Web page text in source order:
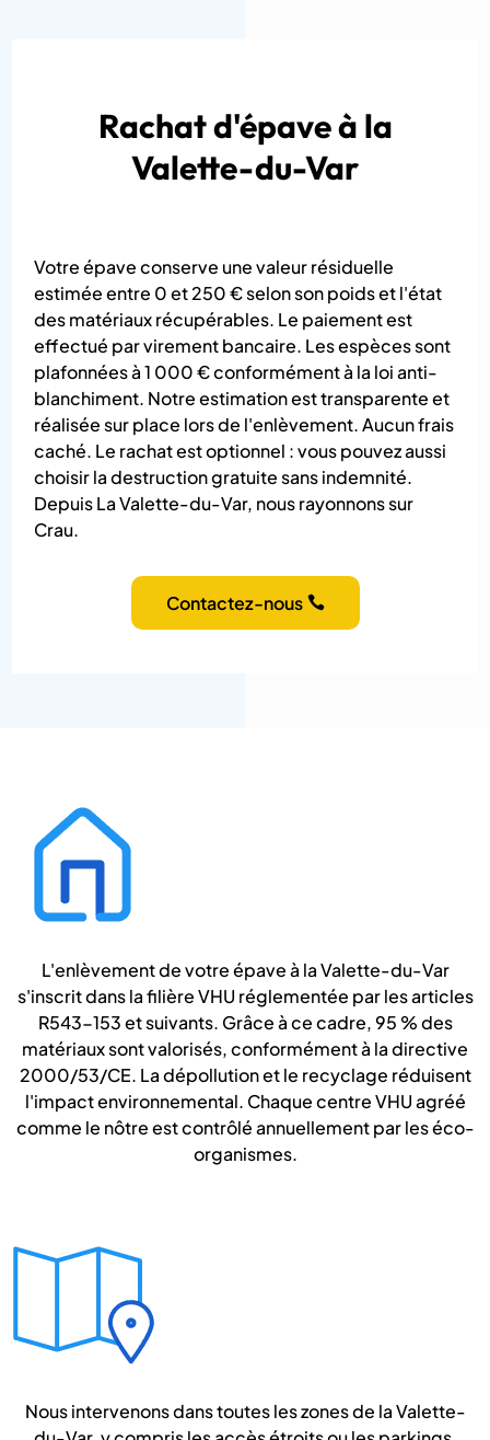
Rachat d'épave à la
Valette-du-Var
Votre épave conserve une valeur résiduelle
estimée entre 0 et 250 € selon son poids et l'état
des matériaux récupérables. Le paiement est
effectué par virement bancaire. Les espèces sont
plafonnées à 1 000 € conformément à la loi anti-
blanchiment. Notre estimation est transparente et
réalisée sur place lors de l'enlèvement. Aucun frais
caché. Le rachat est optionnel : vous pouvez aussi
choisir la destruction gratuite sans indemnité.
Depuis La Valette-du-Var, nous rayonnons sur
Crau.
Contactez-nous
L'enlèvement de votre épave à la Valette-du-Var
s'inscrit dans la filière VHU réglementée par les articles
R543-153 et suivants. Grâce à ce cadre, 95 % des
matériaux sont valorisés, conformément à la directive
2000/53/CE. La dépollution et le recyclage réduisent
l'impact environnemental. Chaque centre VHU agréé
comme le nôtre est contrôlé annuellement par les éco-
organismes.
Nous intervenons dans toutes les zones de la Valette-